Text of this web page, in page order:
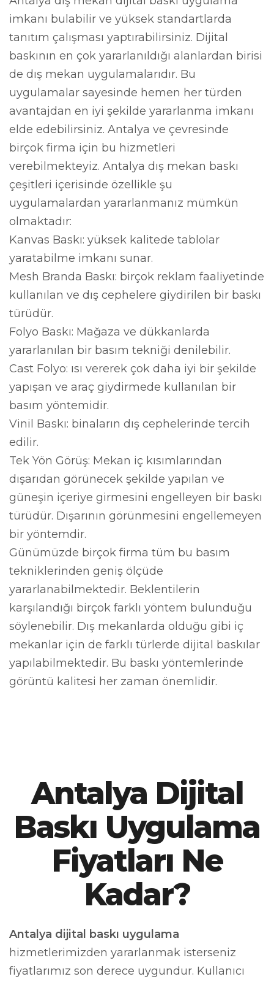
imkanı bulabilir ve yüksek standartlarda
tanıtım çalışması yaptırabilirsiniz. Dijital
baskının en çok yararlanıldığı alanlardan birisi
de dış mekan uygulamalarıdır. Bu
uygulamalar sayesinde hemen her türden
avantajdan en iyi şekilde yararlanma imkanı
elde edebilirsiniz. Antalya ve çevresinde
birçok firma için bu hizmetleri
verebilmekteyiz. Antalya dış mekan baskı
çeşitleri içerisinde özellikle şu
uygulamalardan yararlanmanız mümkün
olmaktadır:
Kanvas Baskı: yüksek kalitede tablolar
yaratabilme imkanı sunar.
Mesh Branda Baskı: birçok reklam faaliyetinde
kullanılan ve dış cephelere giydirilen bir baskı
türüdür.
Folyo Baskı: Mağaza ve dükkanlarda
yararlanılan bir basım tekniği denilebilir.
Cast Folyo: ısı vererek çok daha iyi bir şekilde
yapışan ve araç giydirmede kullanılan bir
basım yöntemidir.
Vinil Baskı: binaların dış cephelerinde tercih
edilir.
Tek Yön Görüş: Mekan iç kısımlarından
dışarıdan görünecek şekilde yapılan ve
güneşin içeriye girmesini engelleyen bir baskı
türüdür. Dışarının görünmesini engellemeyen
bir yöntemdir.
Günümüzde birçok firma tüm bu basım
tekniklerinden geniş ölçüde
yararlanabilmektedir. Beklentilerin
karşılandığı birçok farklı yöntem bulunduğu
söylenebilir. Dış mekanlarda olduğu gibi iç
mekanlar için de farklı türlerde dijital baskılar
yapılabilmektedir. Bu baskı yöntemlerinde
görüntü kalitesi her zaman önemlidir.
Antalya Dijital
Baskı Uygulama
Fiyatları Ne
Kadar?
Antalya dijital baskı uygulama
hizmetlerimizden yararlanmak isterseniz
fiyatlarımız son derece uygundur. Kullanıcı